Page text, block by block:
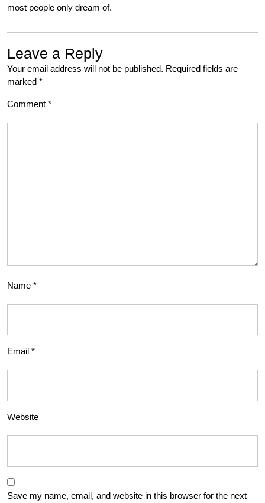
most people only dream of.
Leave a Reply
Your email address will not be published. Required fields are
marked *
Comment *
Name *
Email *
Website
Save my name, email, and website in this browser for the next